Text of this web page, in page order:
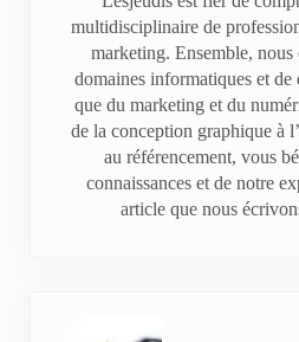
multidisciplinaire de
marketing. Ensemble, nous
domaines informatiques et de
que du marketing et du
de la conception graphique à
au référencement, vous
connaissances et de notre
article que nous